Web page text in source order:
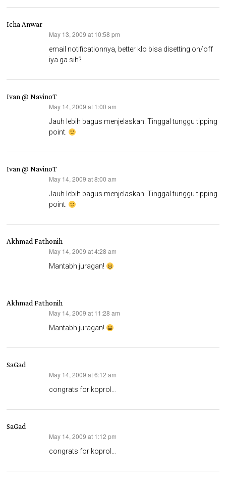
Icha Anwar
May 13, 2009 at 10:58 pm
email notificationnya, better klo bisa disetting on/off
iya ga sih?
Ivan @ NavinoT
May 14, 2009 at 1:00 am
Jauh lebih bagus menjelaskan. Tinggal tunggu tipping
point.
Ivan @ NavinoT
May 14, 2009 at 8:00 am
Jauh lebih bagus menjelaskan. Tinggal tunggu tipping
point.
Akhmad Fathonih
May 14, 2009 at 4:28 am
Mantabh juragan!
Akhmad Fathonih
May 14, 2009 at 11:28 am
Mantabh juragan!
SaGad
May 14, 2009 at 6:12 am
congrats for koprol…
SaGad
May 14, 2009 at 1:12 pm
congrats for koprol…